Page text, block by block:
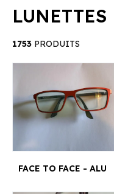
LUNETTES
1753 PRODUITS
FACE TO FACE - ALU